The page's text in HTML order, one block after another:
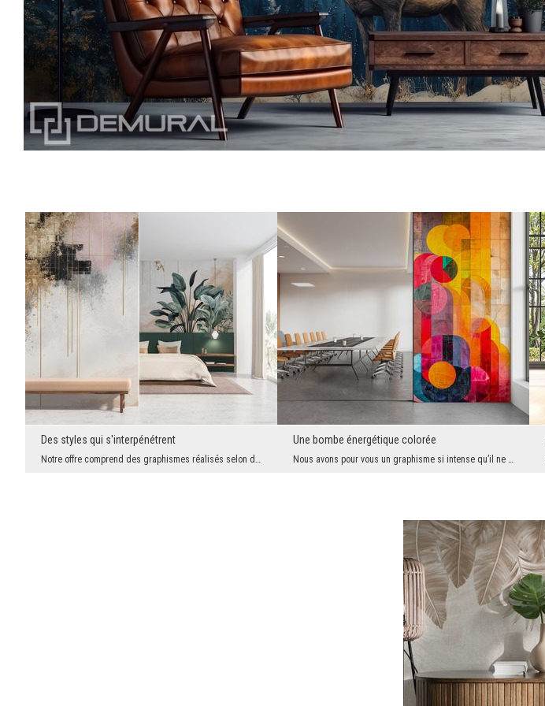
Des styles qui s'interpénétrent
Notre offre comprend des graphismes réalisés selon des techniques et des styles variés, mais auss...
Une bombe énergétique colorée
Nous avons pour vous un graphisme si intense qu’il ne devrait pas apparaître sur un grand mur ent...